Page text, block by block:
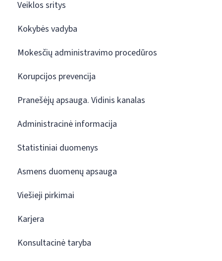
Veiklos sritys
Kokybės vadyba
Mokesčių administravimo procedūros
Korupcijos prevencija
Pranešėjų apsauga. Vidinis kanalas
Administracinė informacija
Statistiniai duomenys
Asmens duomenų apsauga
Viešieji pirkimai
Karjera
Konsultacinė taryba